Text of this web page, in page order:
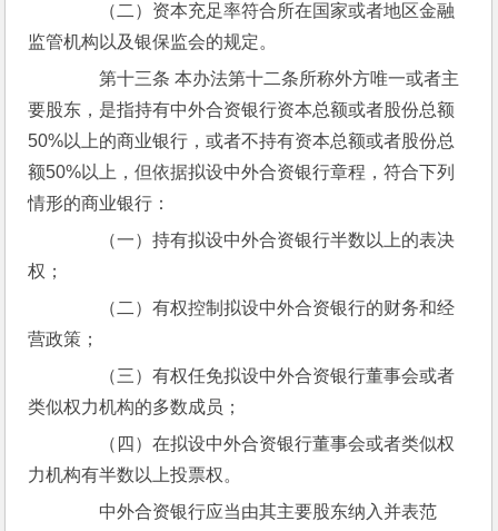
（二）资本充足率符合所在国家或者地区金融
监管机构以及银保监会的规定。
第十三条 本办法第十二条所称外方唯一或者主
要股东，是指持有中外合资银行资本总额或者股份总额
50%以上的商业银行，或者不持有资本总额或者股份总
额50%以上，但依据拟设中外合资银行章程，符合下列
情形的商业银行：
（一）持有拟设中外合资银行半数以上的表决
权；
（二）有权控制拟设中外合资银行的财务和经
营政策；
（三）有权任免拟设中外合资银行董事会或者
类似权力机构的多数成员；
（四）在拟设中外合资银行董事会或者类似权
力机构有半数以上投票权。
中外合资银行应当由其主要股东纳入并表范